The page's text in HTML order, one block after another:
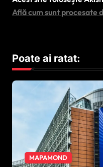
Află cum sunt
Poate ai ratat:
MAPAMOND